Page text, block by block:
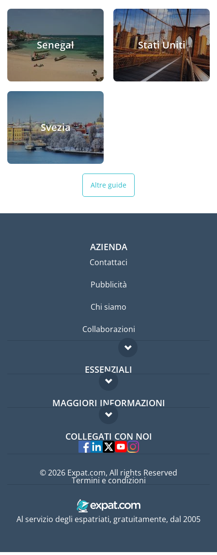
Senegal Stati Uniti
Svezia
Altre guide
AZIENDA
Contattaci
Pubblicità
Chi siamo
Collaborazioni
ESSENZIALI
Forum per expat
Guida per expat
MAGGIORI INFORMAZIONI
Domande frequenti
Esperti
COLLEGATI CON NOI
Al servizio degli espatriati, gratuitamente, dal 2005
© 2026 Expat.com, All rights Reserved
Termini e condizioni